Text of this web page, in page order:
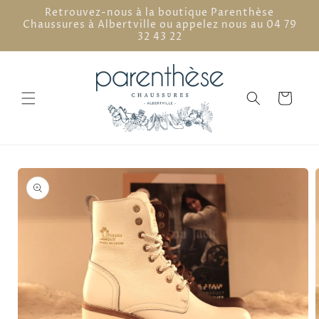
passer
au
Retrouvez-nous à la boutique Parenthèse
Chaussures à Albertville ou appelez nous au 04 79
32 43 22
Panier
Passer aux
informations
produits